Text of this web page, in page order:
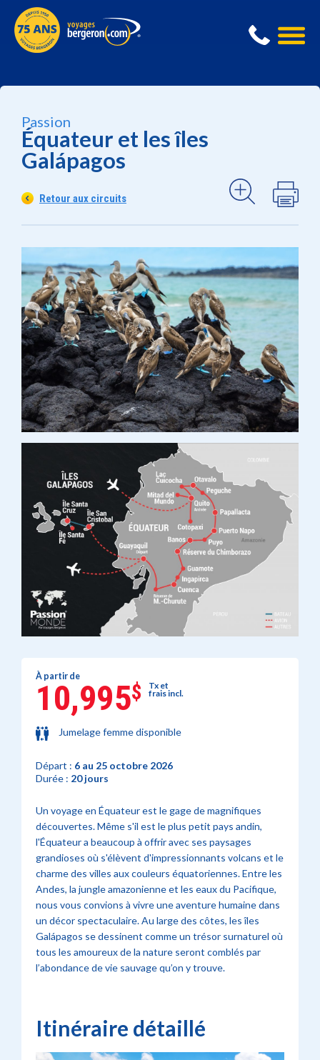
Passion
Équateur et les îles
Galápagos
Retour aux circuits
À partir de
10,995$ Tx et
frais incl.
Jumelage femme disponible
Départ : 6 au 25 octobre 2026
Durée : 20 jours
Un voyage en Équateur est le gage de magnifiques
découvertes. Même s'il est le plus petit pays andin,
l'Équateur a beaucoup à offrir avec ses paysages
grandioses où s'élèvent d'impressionnants volcans et le
charme des villes aux couleurs équatoriennes. Entre les
Andes, la jungle amazonienne et les eaux du Pacifique,
nous vous convions à vivre une aventure humaine dans
un décor spectaculaire. Au large des côtes, les îles
Galápagos se dessinent comme un trésor surnaturel où
tous les amoureux de la nature seront comblés par
l’abondance de vie sauvage qu’on y trouve.
Itinéraire détaillé